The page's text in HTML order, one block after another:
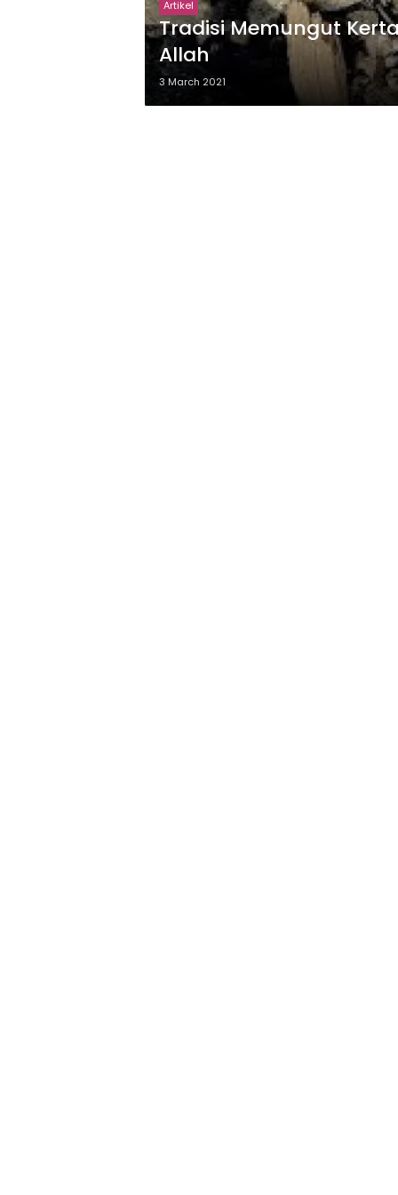
Artikel
Tradisi Memungut
Allah
3 March 2021